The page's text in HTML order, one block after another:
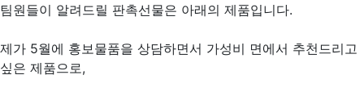
팀원들이 알려드릴 판촉선물은 아래의 제품입니다.
제가 5월에 홍보물품을 상담하면서 가성비 면에서 추천드리고
싶은 제품으로,